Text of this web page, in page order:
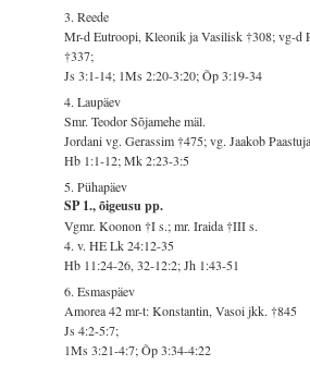
3. Reede
Mr-d Eutroopi, Kleonik ja Vasilisk †308; vg-d
†337;
Js 3:1-14; 1Ms 2:20-3:20; Õp 3:19-34
4. Laupäev
Smr. Teodor Sõjamehe mäl.
Jordani vg. Gerassim †475; vg. Jaakob
Hb 1:1-12; Mk 2:23-3:5
5. Pühapäev
SP 1., õigeusu pp.
Vgmr. Koonon †I s.; mr. Iraida †III s.
4. v. HE Lk 24:12-35
Hb 11:24-26, 32-12:2; Jh 1:43-51
6. Esmaspäev
Amorea 42 mr-t: Konstantin, Vasoi jkk. †845
Js 4:2-5:7;
1Ms 3:21-4:7; Õp 3:34-4:22